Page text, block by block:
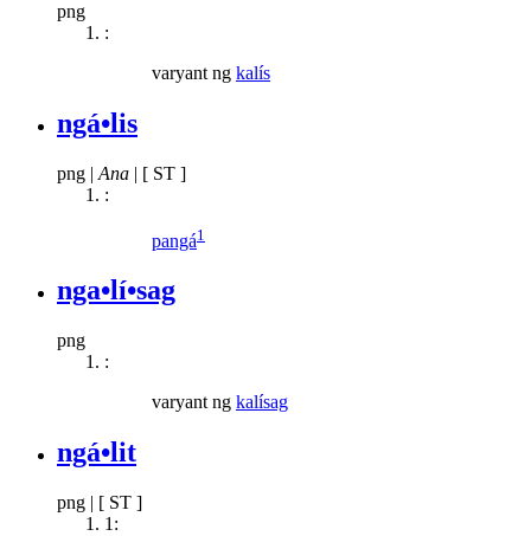
png
:
varyant ng kalís
ngá•lis
png | Ana | [ ST ]
:
pangá1
nga•lí•sag
png
:
varyant ng kalísag
ngá•lit
png | [ ST ]
1: